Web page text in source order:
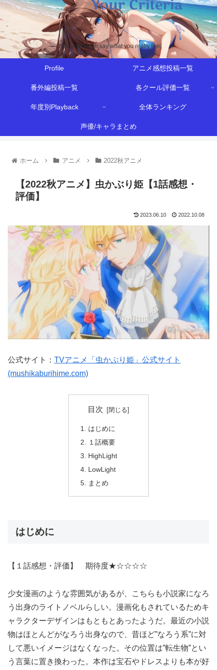
Never afraid to say what you really feel.
Profile アニメ感想投稿一覧
番外編投稿一覧 各クール評価一覧
年度別Playback 全体ランキング
声優/キャラまとめ
ホーム アニメ 2022秋アニメ
【2022秋アニメ】虫かぶり姫【1話感想・
評価】
2023.06.10 2022.10.08
公式サイト： TVアニメ「虫かぶり姫」公式サイト
(mushikaburihime.com)
目次
はじめに
１話概要
HighLight
LowLight
まとめ
はじめに
【１話感想・評価】 期待度★☆☆☆☆
少女漫画のような雰囲気があるが、こちらも小説家になろ
う出身のライトノベルらしい。漫画化もされているためキ
ャラクターデザインはもともとあったようだ。最近の小説
物はほとんどがなろう出身なので、昔ほど”なろう系”に対
して悪いイメージはなくなった。その位置は”転生物”とい
う言葉に置き換わった。本作は宝石やドレスよりも本が好